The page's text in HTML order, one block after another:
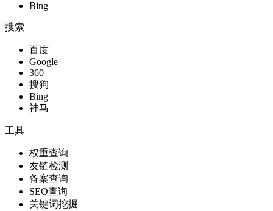
Bing
搜索
百度
Google
360
搜狗
Bing
神马
工具
权重查询
友链检测
备案查询
SEO查询
关键词挖掘